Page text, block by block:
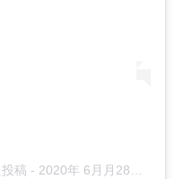
稿 - 2020年 6月月28日午前4時28分PDT